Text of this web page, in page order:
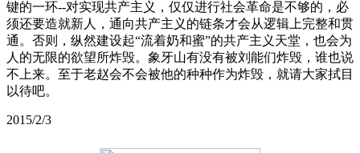
键的一环--对实现共产主义，仅仅进行社会革命是不够的，必
须还要造就新人，通向共产主义的链条才会从逻辑上完整和贯
通。否则，纵然建设起“流着奶和蜜”的共产主义天堂，也会为
人的无限的欲望所炸毁。象牙山有没有被刘能们炸毁，谁也说
不上来。至于老赵会不会被他的种种作为炸毁，就请大家拭目
以待吧。
2015/2/3